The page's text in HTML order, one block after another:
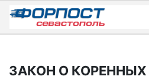
Skip
content
ЗАКОН О